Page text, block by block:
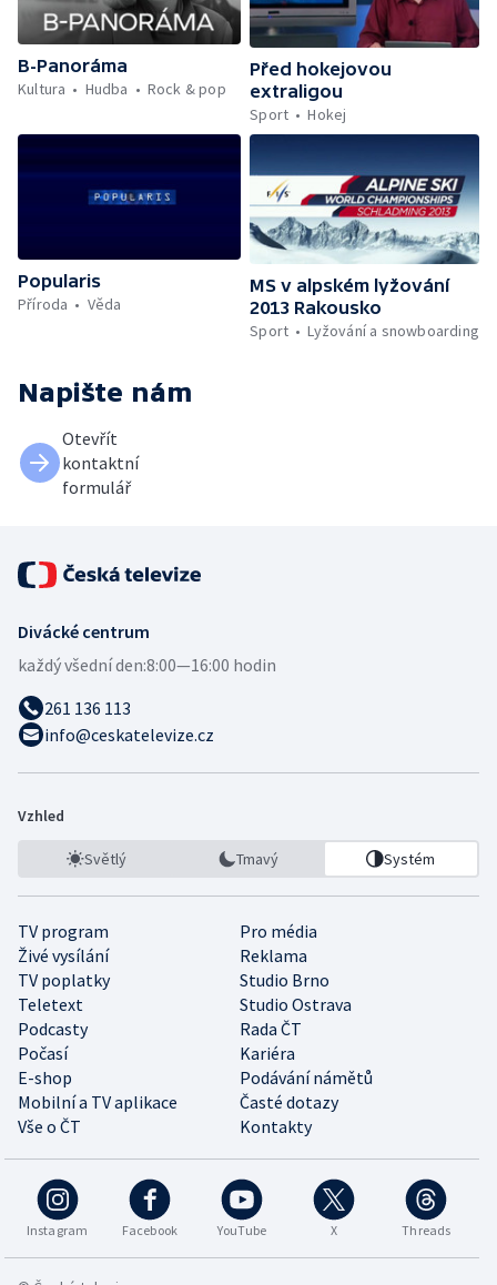
B-Panoráma
Kultura
Hudba Rock & pop
Před hokejovou
extraligou
Sport
Hokej
Popularis
Příroda
Věda
MS v alpském lyžování
2013 Rakousko
Sport
Lyžování a snowboarding
Napište nám
Otevřít
kontaktní
formulář
Divácké centrum
každý všední den:8:00—16:00 hodin
261 136 113
info@ceskatelevize.cz
Vzhled
Světlý Tmavý Systém
TV program
Pro média
Živé vysílání
Reklama
TV poplatky
Studio Brno
Teletext
Studio Ostrava
Podcasty
Rada ČT
Počasí
Kariéra
E-shop
Podávání námětů
Mobilní a TV aplikace
Časté dotazy
Vše o ČT
Kontakty
Instagram Facebook YouTube X Threads